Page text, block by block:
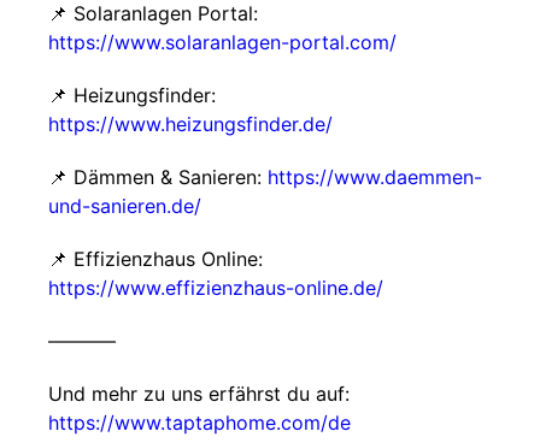
📌 Solaranlagen Portal:
https://www.solaranlagen-portal.com/
📌 Heizungsfinder:
https://www.heizungsfinder.de/
📌 Dämmen & Sanieren: https://www.daemmen-
und-sanieren.de/
📌 Effizienzhaus Online:
https://www.effizienzhaus-online.de/
–––––––
Und mehr zu uns erfährst du auf:
https://www.taptaphome.com/de